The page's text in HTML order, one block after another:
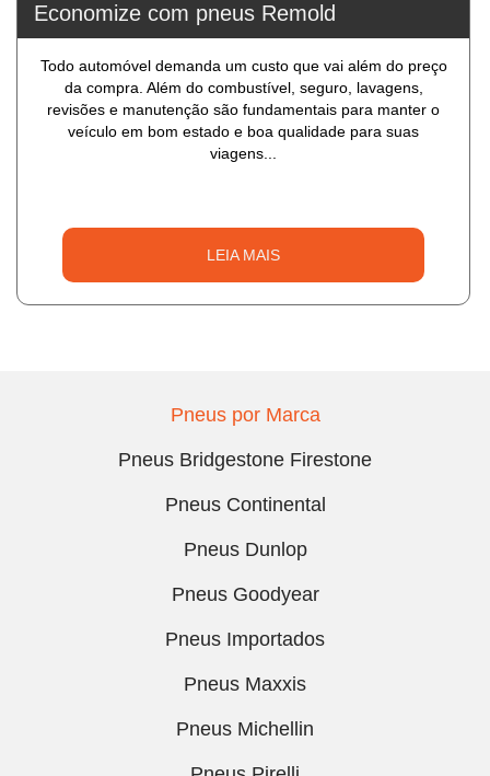
Economize com pneus Remold
Todo automóvel demanda um custo que vai além do preço
da compra. Além do combustível, seguro, lavagens,
revisões e manutenção são fundamentais para manter o
veículo em bom estado e boa qualidade para suas
viagens...
LEIA MAIS
Pneus por Marca
Pneus Bridgestone Firestone
Pneus Continental
Pneus Dunlop
Pneus Goodyear
Pneus Importados
Pneus Maxxis
Pneus Michellin